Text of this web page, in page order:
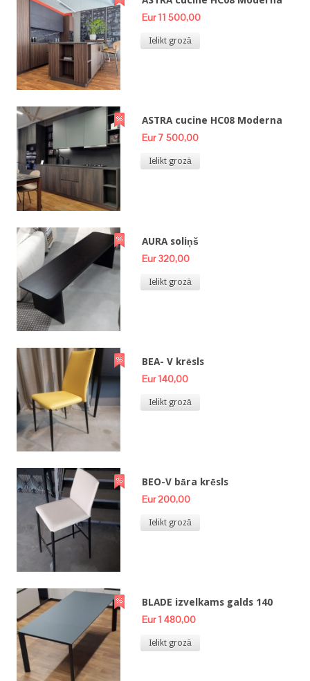
Eur 11 500,00
Ielikt grozā
ASTRA cucine HC08 Moderna
Eur 7 500,00
Ielikt grozā
AURA soliņš
Eur 320,00
Ielikt grozā
BEA- V krēsls
Eur 140,00
Ielikt grozā
BEO-V bāra krēsls
Eur 200,00
Ielikt grozā
BLADE izvelkams galds 140
Eur 1 480,00
Ielikt grozā